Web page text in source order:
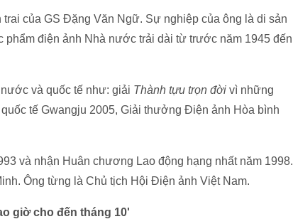
của GS Đặng Văn Ngữ. Sự nghiệp của ông là di sản
điện ảnh Nhà nước trải dài từ trước năm 1945 đến
và quốc tế như: giải Thành tựu trọn đời vì những
tế Gwangju 2005, Giải thưởng Điện ảnh Hòa bình
và nhận Huân chương Lao động hạng nhất năm 1998.
Ông từng là Chủ tịch Hội Điện ảnh Việt Nam.
giờ cho đến tháng 10'